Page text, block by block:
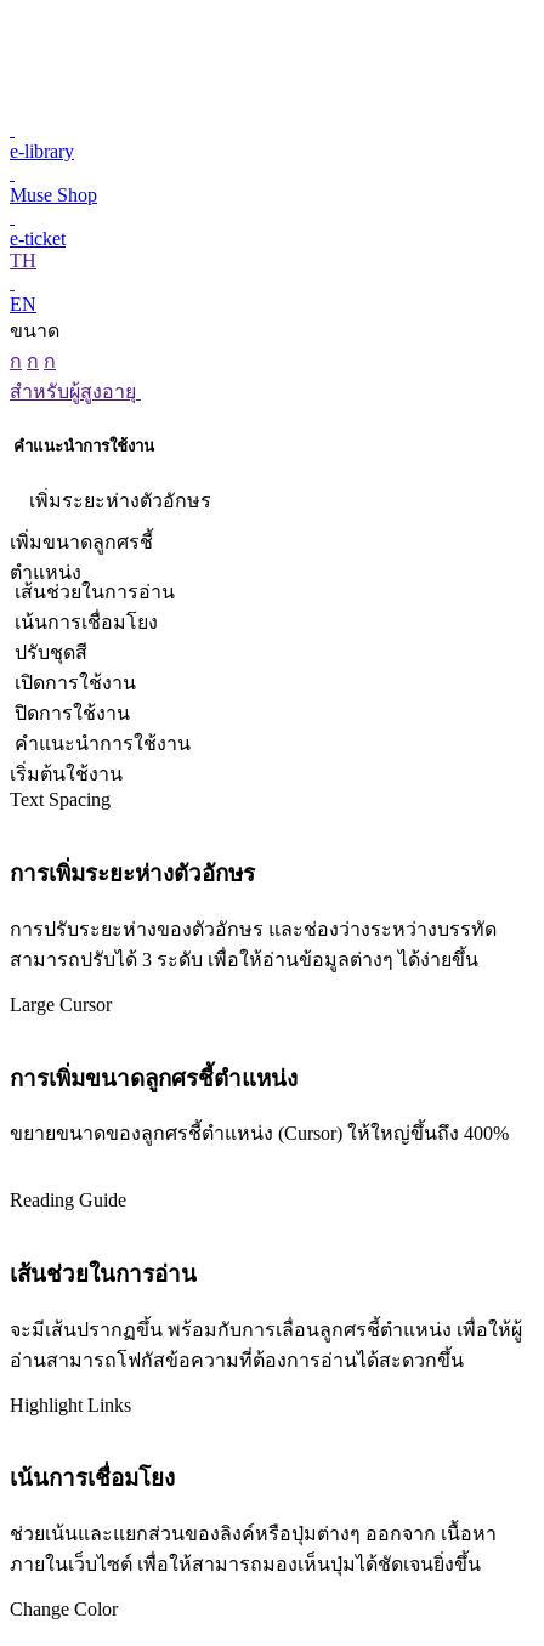
e-library
Muse Shop
e-ticket
TH
EN
ขนาด
ก ก ก
สำหรับผู้สูงอายุ
คำแนะนำการใช้งาน
เพิ่มระยะห่างตัวอักษร
เพิ่มขนาดลูกศรชี้
ตำแหน่ง
เส้นช่วยในการอ่าน
เน้นการเชื่อมโยง
ปรับชุดสี
เปิดการใช้งาน
ปิดการใช้งาน
คำแนะนำการใช้งาน
เริ่มต้นใช้งาน
Text Spacing
การเพิ่มระยะห่างตัวอักษร
การปรับระยะห่างของตัวอักษร และช่องว่างระหว่างบรรทัด
สามารถปรับได้ 3 ระดับ เพื่อให้อ่านข้อมูลต่างๆ ได้ง่ายขึ้น
Large Cursor
การเพิ่มขนาดลูกศรชี้ตำแหน่ง
ขยายขนาดของลูกศรชี้ตำแหน่ง (Cursor) ให้ใหญ่ขึ้นถึง 400%
Reading Guide
เส้นช่วยในการอ่าน
จะมีเส้นปรากฏขึ้น พร้อมกับการเลื่อนลูกศรชี้ตำแหน่ง เพื่อให้ผู้
อ่านสามารถโฟกัสข้อความที่ต้องการอ่านได้สะดวกขึ้น
Highlight Links
เน้นการเชื่อมโยง
ช่วยเน้นและแยกส่วนของลิงค์หรือปุ่มต่างๆ ออกจาก เนื้อหา
ภายในเว็บไซต์ เพื่อให้สามารถมองเห็นปุ่มได้ชัดเจนยิ่งขึ้น
Change Color